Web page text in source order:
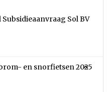
Sol BV
en snorfietsen 2025